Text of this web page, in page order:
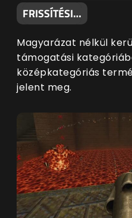
FRISSÍTÉSI…
Magyarázat nélkül
támogatási
középkategóriás
jelent meg.